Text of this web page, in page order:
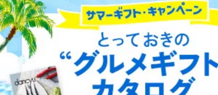
す。ただし、以下①～④のいずれかに該当する場合は、
利用目的の通知を行なうことはできません。そのとき
は、本人に遅滞無くその旨を通知するとともに、理由を
説明させていただきます。
①利用目的を本人に通知し、又は公表することによって
本人又は第三者の生命、身体、財産その他の権利利益を
害するおそれがある場合
②利用目的を本人に通知し、又は公表することによって
当該事業者の権利又は正当な利益を害するおそれがある
場合
総合案内
アフィリエイト 採用情報
プレスリリース お問い合わせ
利用規約プライバシーポリシー 特定商取引法に基づく表示
出版社の皆様へ
投資家の皆様へサイトマップ